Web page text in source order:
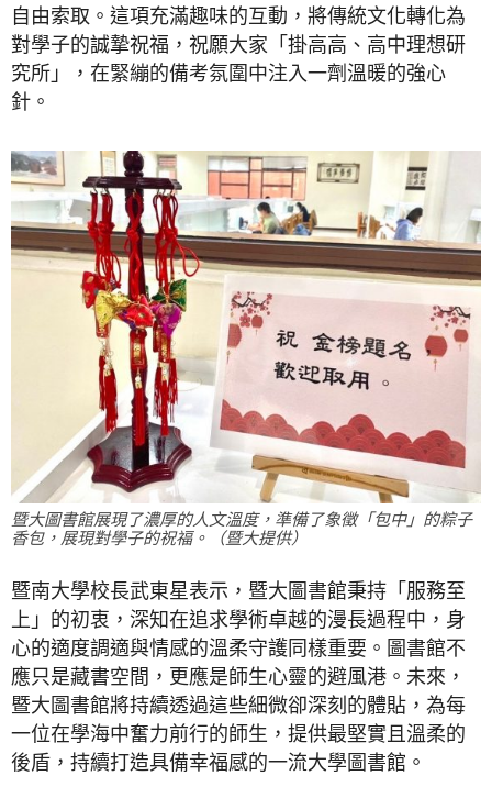
自由索取。這項充滿趣味的互動，將傳統文化轉化為
對學子的誠摯祝福，祝願大家「掛高高、高中理想研
究所」，在緊繃的備考氛圍中注入一劑溫暖的強心
針。
暨大圖書館展現了濃厚的人文溫度，準備了象徵「包中」的粽子
香包，展現對學子的祝福。（暨大提供）
暨南大學校長武東星表示，暨大圖書館秉持「服務至
上」的初衷，深知在追求學術卓越的漫長過程中，身
心的適度調適與情感的溫柔守護同樣重要。圖書館不
應只是藏書空間，更應是師生心靈的避風港。未來，
暨大圖書館將持續透過這些細微卻深刻的體貼，為每
一位在學海中奮力前行的師生，提供最堅實且溫柔的
後盾，持續打造具備幸福感的一流大學圖書館。